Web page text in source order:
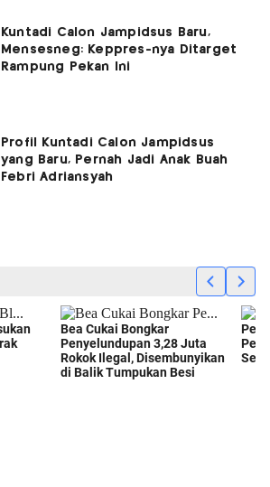
Kuntadi Calon Jampidsus Baru,
Mensesneg: Keppres-nya Ditarget
Rampung Pekan Ini
Profil Kuntadi Calon Jampidsus
yang Baru, Pernah Jadi Anak Buah
Febri Adriansyah